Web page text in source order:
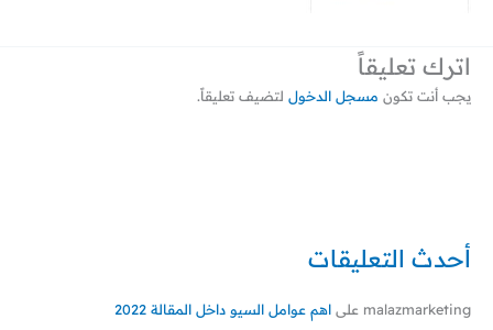
أحدث التعليقات
malazmarketing على اهم عوامل السيو داخل المقالة 2022
اترك تعليقاً
يجب أنت تكون مسجل الدخول لتضيف تعليقاً.